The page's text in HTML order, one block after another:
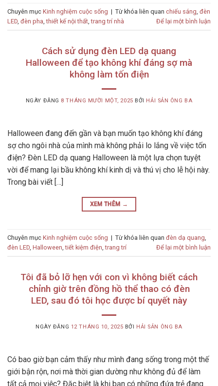
Chuyên mục Kinh nghiệm cuộc sống | Từ khóa liên quan chiếu sáng đèn
LED đèn pha ,thiết kế nội thất ,trang trí nhà Để lại một bình luận
Cách sử dụng đèn LED dạ quang
Halloween để tạo không khí đáng sợ mà
không làm tốn điện
NGÀY ĐĂNG 8 THÁNG MƯỜI MỘT, 2025 BỞI HẢI SẢN ÔNG BA
Halloween đang đến gần và bạn muốn tạo không khí đáng
sợ cho ngôi nhà của mình mà không phải lo lắng về việc tốn
điện? Đèn LED dạ quang Halloween là một lựa chọn tuyệt
vời để mang lại bầu không khí kinh dị và thú vị cho lễ hội này.
Trong bài viết […]
XEM THÊM →
Chuyên mục Kinh nghiệm cuộc sống | Từ khóa liên quan đèn dạ quang
đèn LED Halloween ,tiết kiệm điện ,trang trí Để lại một bình luận
Tôi đã bỏ lỡ hẹn với con vì không biết cách
chỉnh giờ trên đồng hồ thể thao có đèn
LED, sau đó tôi học được bí quyết này
NGÀY ĐĂNG 12 THÁNG 10, 2025 BỞI HẢI SẢN ÔNG BA
Có bao giờ bạn cảm thấy như mình đang sống trong một thế
giới bận rộn, nơi mà thời gian dường như không đủ để làm
tất cả mọi việc? Đặc biệt là khi bạn có những đứa trẻ đang